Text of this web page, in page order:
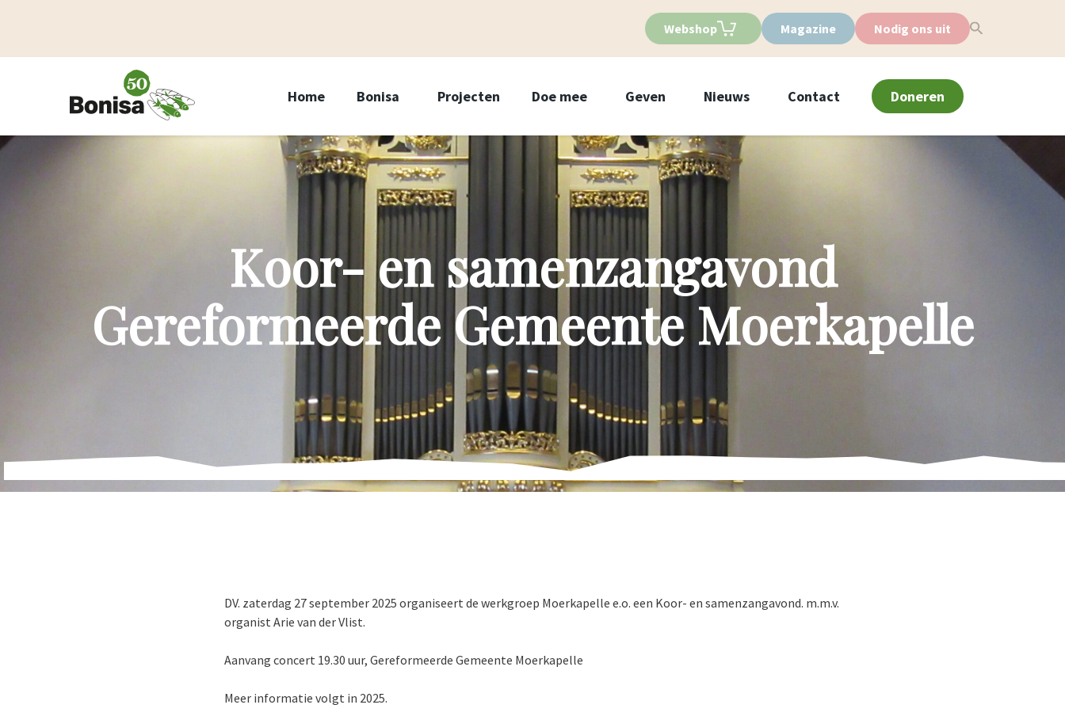
Webshop Magazine Nodig ons uit
Home Bonisa Projecten Doe mee Geven Nieuws Contact Doneren
Koor- en samenzangavond
Gereformeerde Gemeente Moerkapelle
DV. zaterdag 27 september 2025 organiseert de werkgroep Moerkapelle e.o. een Koor- en samenzangavond. m.m.v.
organist Arie van der Vlist.
Aanvang concert 19.30 uur, Gereformeerde Gemeente Moerkapelle
Meer informatie volgt in 2025.